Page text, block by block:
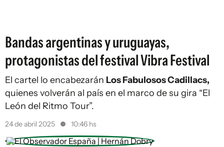
Bandas argentinas y uruguayas,
protagonistas del festival Vibra Festival
El cartel lo encabezarán Los Fabulosos Cadillacs,
quienes volverán al país en el marco de su gira “El
León del Ritmo Tour”.
24 de abril 2025 10:46 hs